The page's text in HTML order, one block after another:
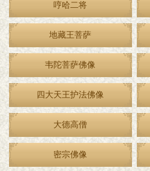
哼哈二将
地藏王菩萨
韦陀菩萨佛像
四大天王护法佛像
大德高僧
密宗佛像